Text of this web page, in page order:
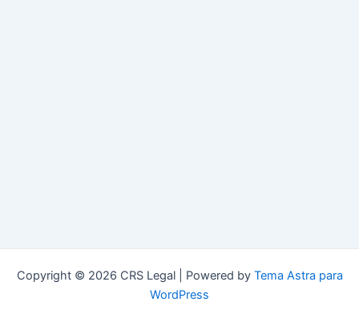
Copyright © 2026 CRS Legal | Powered by Tema Astra para
WordPress